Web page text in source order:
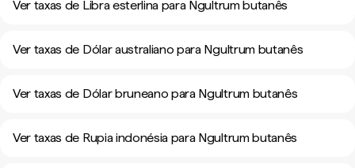
Ver taxas de Libra esterlina para Ngultrum butanês
Ver taxas de Dólar australiano para Ngultrum butanês
Ver taxas de Dólar bruneano para Ngultrum butanês
Ver taxas de Rupia indonésia para Ngultrum butanês